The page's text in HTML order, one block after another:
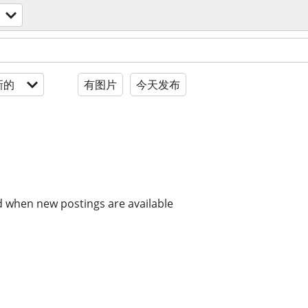
的 有图片 今天发布
new postings are available